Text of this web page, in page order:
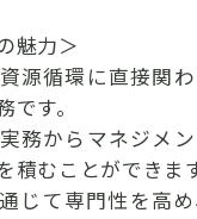
魅力＞
源循環に直接関
す。
務からマネジメ
積むことができます
じて専門性を高